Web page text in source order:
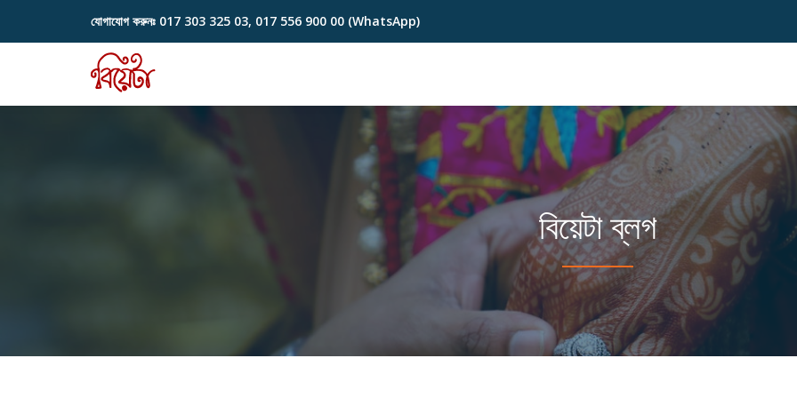
Skip
যোগাযোগ করুনঃ 017 303 325 03, 017 556 900 00 (WhatsApp)
বিয়েটা ব্লগ